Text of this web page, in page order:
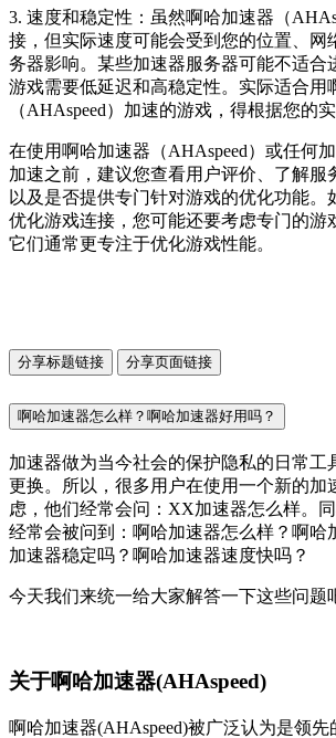
3. 速度和稳定性：虽然啊哈加速器（
接，但实际速度可能会受到您的位置、网
务器影响。某些加速器服务器可能不适合
游戏需要低延迟和高稳定性。实际适合用
（AHAspeed）加速的游戏，得根据您的
在使用啊哈加速器（AHAspeed）或任何
加速之前，建议您查看用户评价、了解服
以及是否提供专门针对游戏的优化功能。
优化游戏连接，您可能还要考虑专门的游
它们通常更专注于优化游戏性能。
分享标题链接 分享页面链接
啊哈加速器怎么样？啊哈加速器好用吗？
加速器做为当今社会的保护隐私的日常工
更换。所以，很多用户在使用一个新的加
虑，他们经常会问：XX加速器怎么样。
经常会被问到：啊哈加速器怎么样？啊哈
加速器稳定吗？啊哈加速器速度快吗？
今天我们来统一给大家解答一下这些问题
关于啊哈加速器(AHAspeed)
啊哈加速器(AHAspeed)被广泛认为是领先